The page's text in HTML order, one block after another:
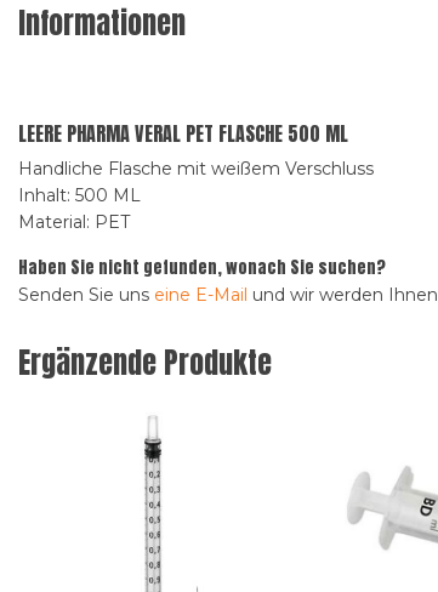
Informationen
LEERE PHARMA VERAL PET FLASCHE 500 ML
Handliche Flasche mit weißem Verschluss
Inhalt: 500 ML
Material: PET
Haben Sie nicht gefunden, wonach Sie suchen?
Senden Sie uns eine E-Mail und wir werden
Ergänzende Produkte